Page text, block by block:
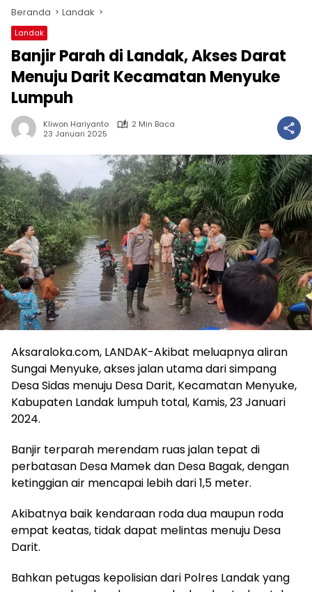
Beranda Landak
Landak
Banjir Parah di Landak, Akses Darat
Menuju Darit Kecamatan Menyuke
Lumpuh
Kliwon Hariyanto
2 Min Baca
23 Januari 2025
Aksaraloka.com, LANDAK-Akibat meluapnya aliran
Sungai Menyuke, akses jalan utama dari simpang
Desa Sidas menuju Desa Darit, Kecamatan Menyuke,
Kabupaten Landak lumpuh total, Kamis, 23 Januari
2024.
Banjir terparah merendam ruas jalan tepat di
perbatasan Desa Mamek dan Desa Bagak, dengan
ketinggian air mencapai lebih dari 1,5 meter.
Akibatnya baik kendaraan roda dua maupun roda
empat keatas, tidak dapat melintas menuju Desa
Darit.
Bahkan petugas kepolisian dari Polres Landak yang